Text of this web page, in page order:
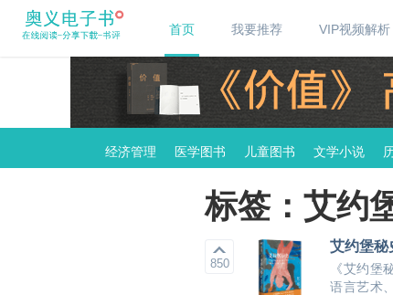
首页 我要推荐 VIP视频解析
经济管理 医学图书 儿童图书 文学小说
标签：艾约
850
艾约堡秘
《艾约堡
语言艺术